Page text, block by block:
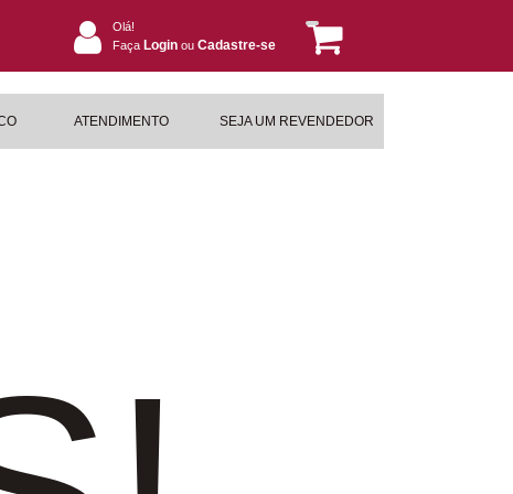
Olá!
Faça Login ou Cadastre-se
ATENDIMENTO SEJA UM REVENDEDOR